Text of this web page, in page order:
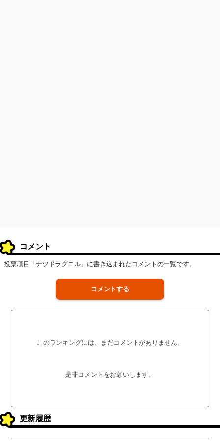
コメント
投票項目「ナツドラグニル」に書き込まれたコメントの一覧です。
コメントする
このランキングには、まだコメントがありません。
是非コメントをお願いします。
更新履歴